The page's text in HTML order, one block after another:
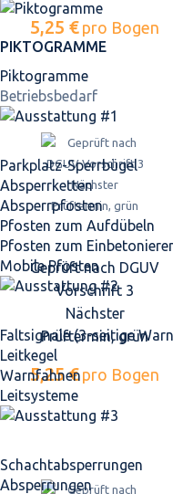
PIKTOGRAMME
Piktogramme
Betriebsbedarf
Parkplatz-Sperrbügel
Absperrketten
Absperrpfosten
Pfosten zum Aufdübeln
Pfosten zum
Mobile Pfosten
Faltsignale (3-seitige
Leitkegel
Warnfahnen
Leitsysteme
Schacht­absperrungen
Absperrungen
5,25 € pro Bogen
Geprüft nach DGUV
Vorschrift 3
Nächster
Prüftermin, grün
5,25 € pro Bogen